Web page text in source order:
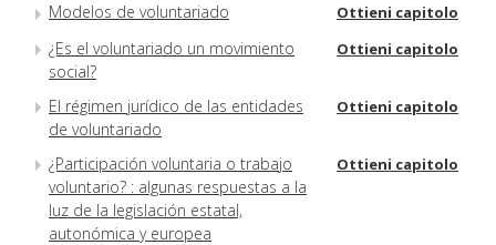
Modelos de voluntariado Ottieni capitolo
¿Es el voluntariado un movimiento
social?
Ottieni capitolo
El régimen jurídico de las entidades
de voluntariado
Ottieni capitolo
¿Participación voluntaria o trabajo
voluntario? : algunas respuestas a la
luz de la legislación estatal,
autonómica y europea
Ottieni capitolo